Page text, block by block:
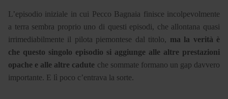
L’episodio iniziale in cui Pecco Bagnaia finisce incolpevolmente
a terra sembra proprio uno di questi episodi, che allontana quasi
irrimediabilmente il pilota piemontese dal titolo, ma la verità è
che questo singolo episodio si aggiunge alle altre prestazioni
opache e alle altre cadute che sommate formano un gap davvero
importante. E lì poco c’entrava la sorte.